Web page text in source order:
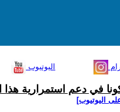
اليوتيوب
في دعم استمرارية هذا
اليوتيوب]